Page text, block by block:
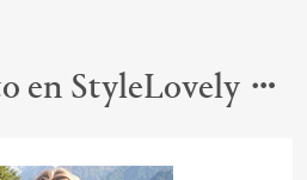
en StyleLovely